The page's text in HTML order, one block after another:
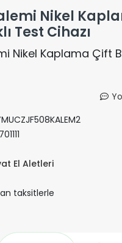
Nikel
Test Cihazı
Nikel Kaplama Çift
El Aletleri
taksitlerle